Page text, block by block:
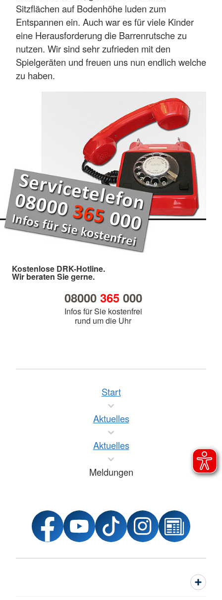
Sitzflächen auf Bodenhöhe luden zum
Entspannen ein. Auch war es für viele Kinder
eine Herausforderung die Barrenrutsche zu
nutzen. Wir sind sehr zufrieden mit den
Spielgeräten und freuen uns nun endlich welche
zu haben.
Kostenlose DRK-Hotline.
Wir beraten Sie gerne.
08000 365000
Infos für Sie kostenfrei
rund um die Uhr
Start
Aktuelles
Aktuelles
Meldungen